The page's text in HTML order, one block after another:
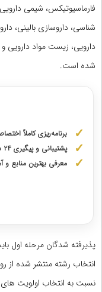
فارماسیوتیکس، شیمی
شناسی، داروسازی بالینی،
دارویی، زیست مواد
شده است.
برنامه‌ریزی کاملاً
پشتیبانی و پیگیری ۲۴ ساعته توسط
معرفی بهترین منابع
پذیرفته شدگان مرحله اول
نسبت به انتخاب اولویت